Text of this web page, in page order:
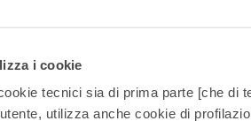
i cookie
tecnici sia di prima parte [che di
utilizza anche cookie di
materici